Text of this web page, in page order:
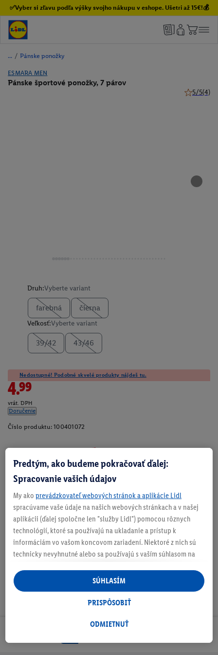
✅Vyber si zľavu podľa výšky svojho nákupu v eshope. Ušetri až 15€!💰
/ Pánske ponožky
ESMARA MEN
Pánske športové ponožky, 7 párov
5/5(4)
Druh:Vyberte variant
farebná čierna
Veľkosť:Vyberte variant
39/42 43/46
Nedostupné! Podobné skvelé produkty nájdeš tu.
4.99
vrát. DPH
Doručenie
Číslo produktu: 100401072
Zistite svoju veľkosť
O produkte
Predtým, ako budeme pokračovať ďalej:
Spracovanie vašich údajov
My ako prevádzkovateľ webových stránok a aplikácie Lidl
spracúvame vaše údaje na našich webových stránkach a v našej
aplikácii (ďalej spoločne len "služby Lidl") pomocou rôznych
technológií, ktoré sa používajú na ukladanie a prístup k
informáciám vo vašom koncovom zariadení. Niektoré z nich sú
technicky nevyhnutné alebo sa používajú s vaším súhlasom na
personalizovanú reklamu v rámci služieb Lidl aj mimo nich. Ak
ste účastníkom programu Lidl Plus, na tieto účely sa spracúvajú
aj údaje z vášho nákupného správania v obchode.
následne si vytvoríte účet Lidl Plus alebo sa prihlásite do svojho
ODMIETNUŤ
PRISPÔSOBIŤ
SÚHLASÍM